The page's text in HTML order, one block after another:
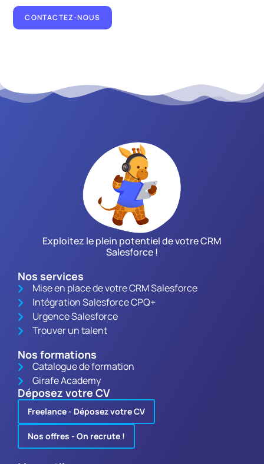
CONTACTEZ-NOUS
Exploitez le plein potentiel de votre CRM
Salesforce !
Nos services
Mise en place de votre CRM Salesforce
Intégration Salesforce CPQ+
Urgence Salesforce
Trouver un talent
Nos formations
Catalogue de formation
Girafe Academy
Déposez votre CV
Freelance - Déposez votre CV
Nos offres - On recrute !